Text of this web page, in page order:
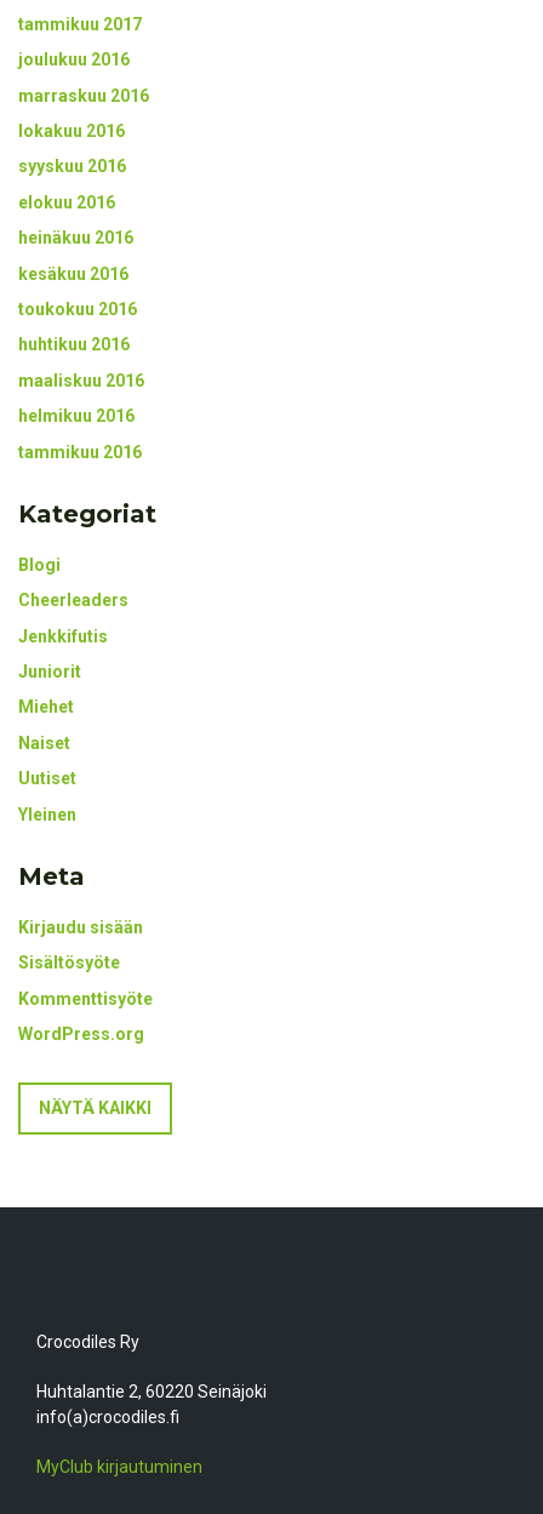
tammikuu 2017
joulukuu 2016
marraskuu 2016
lokakuu 2016
syyskuu 2016
elokuu 2016
heinäkuu 2016
kesäkuu 2016
toukokuu 2016
huhtikuu 2016
maaliskuu 2016
helmikuu 2016
tammikuu 2016
Kategoriat
Blogi
Cheerleaders
Jenkkifutis
Juniorit
Miehet
Naiset
Uutiset
Yleinen
Meta
Kirjaudu sisään
Sisältösyöte
Kommenttisyöte
WordPress.org
NÄYTÄ KAIKKI
Crocodiles Ry
Huhtalantie 2, 60220 Seinäjoki
info(a)crocodiles.fi
MyClub kirjautuminen